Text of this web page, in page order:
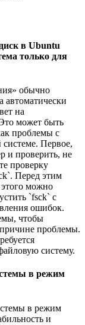
в Ubuntu
только для
обычно
автоматически
на
может быть
проблемы с
Первое,
и проверить, не
проверку
Перед этим
этого можно
`fsck` с
ошибок.
чтобы
проблемы.
систему.
в режим
в режим
и